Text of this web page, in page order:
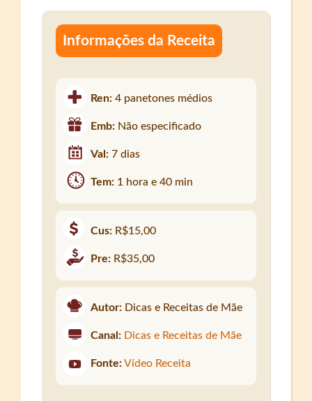
Informações da Receita
Ren:4 panetones médios
Emb: Não especificado
Val:7 dias
Tem: 1 hora e 40 min
Cus: R$15,00
Pre: R$35,00
Autor: Dicas e Receitas de Mãe
Canal: Dicas e Receitas de Mãe
Fonte: Vídeo Receita